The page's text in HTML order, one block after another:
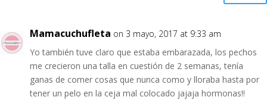
Mamacuchufleta on 3 mayo, 2017 at 9:33 am
Yo también tuve claro que estaba embarazada, los pechos
me crecieron una talla en cuestión de 2 semanas, tenía
ganas de comer cosas que nunca como y lloraba hasta por
tener un pelo en la ceja mal colocado jajaja hormonas!!